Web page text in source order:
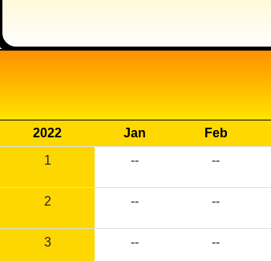
2022 Jan Feb
1
-- --
2 -- --
3 -- --